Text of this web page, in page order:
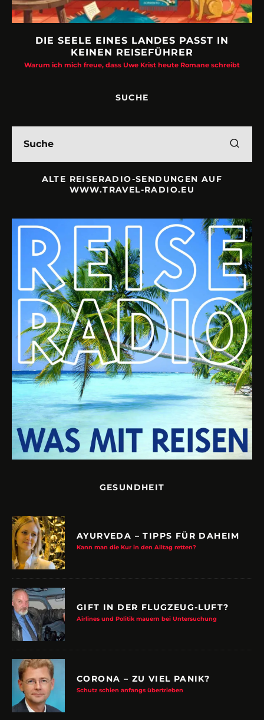
DIE SEELE EINES LANDES PASST IN
KEINEN REISEFÜHRER
Warum ich mich freue, dass Uwe Krist heute Romane schreibt
SUCHE
ALTE REISERADIO-SENDUNGEN AUF
WWW.TRAVEL-RADIO.EU
GESUNDHEIT
AYURVEDA – TIPPS FÜR DAHEIM
Kann man die Kur in den Alltag retten?
GIFT IN DER FLUGZEUG-LUFT?
Airlines und Politik mauern bei Untersuchung
CORONA – ZU VIEL PANIK?
Schutz schien anfangs übertrieben